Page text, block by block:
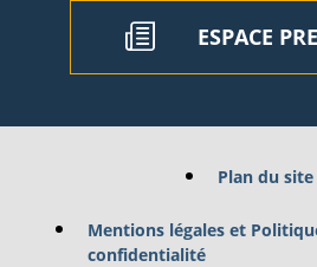
ESPACE
Plan du site
Mentions légales et
confidentialité